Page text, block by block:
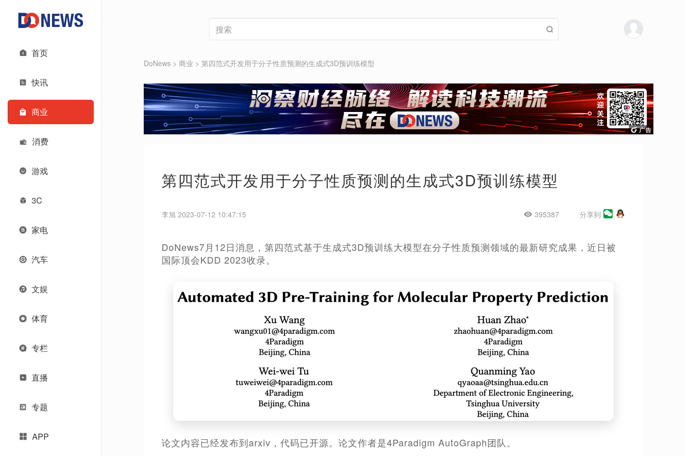
首页
快讯
商业
消费
游戏
3C
家电
汽车
文娱
体育
专栏
直播
专题
APP
DoNews > 商业 > 第四范式开发用于分子性质预测的生成式3D预训练模型
第四范式开发用于分子性质预测的生成式3D预训练模型
李旭 2023-07-12 10:47:15 395387 分享到
DoNews7月12日消息，第四范式基于生成式3D预训练大模型在分子性质预测领域的最新研究成果，近日被
国际顶会KDD 2023收录。
论文内容已经发布到arxiv，代码已开源。论文作者是4Paradigm AutoGraph团队。